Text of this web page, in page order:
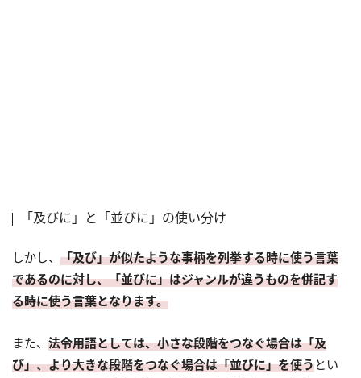
「及びに」と「並びに」の使い分け
しかし、 「及び」が似たような事柄を列挙する時に使う言葉
であるのに対し、「並びに」はジャンルが違うものを併記す
る時に使う言葉となります。
また、 法令用語としては、小さな段階をつなぐ場合は「及
び」、より大きな段階をつなぐ場合は「並びに」を使うとい